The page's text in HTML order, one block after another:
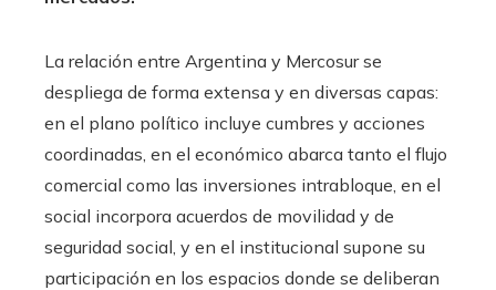
La relación entre Argentina y Mercosur se
despliega de forma extensa y en diversas capas:
en el plano político incluye cumbres y acciones
coordinadas, en el económico abarca tanto el flujo
comercial como las inversiones intrabloque, en el
social incorpora acuerdos de movilidad y de
seguridad social, y en el institucional supone su
participación en los espacios donde se deliberan